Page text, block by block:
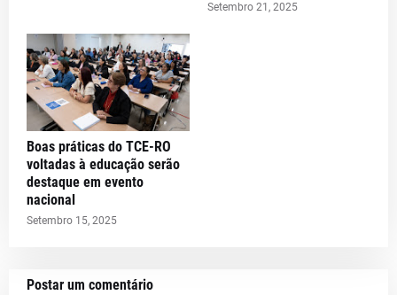
Setembro 21, 2025
Boas práticas do TCE-RO
voltadas à educação serão
destaque em evento
nacional
Setembro 15, 2025
Postar um comentário